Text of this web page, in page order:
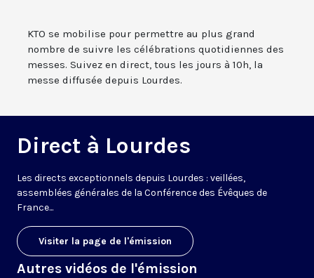
KTO se mobilise pour permettre au plus grand
nombre de suivre les célébrations quotidiennes des
messes. Suivez en direct, tous les jours à 10h, la
messe diffusée depuis Lourdes.
Direct à Lourdes
Les directs exceptionnels depuis Lourdes : veillées,
assemblées générales de la Conférence des Évêques de
France...
Visiter la page de l'émission
Autres vidéos de l'émission